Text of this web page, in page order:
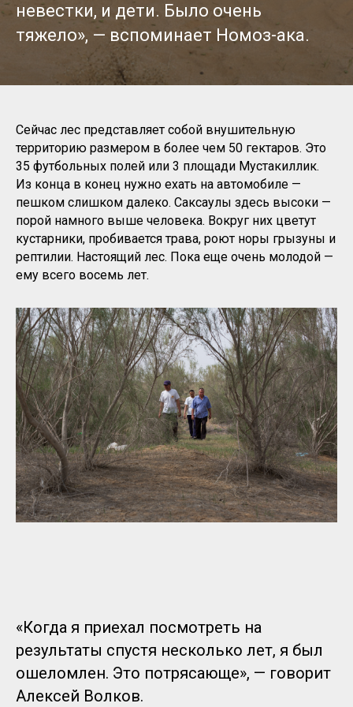
невестки, и дети. Было очень
тяжело», — вспоминает Номоз-ака.
Сейчас лес представляет собой внушительную
территорию размером в более чем 50 гектаров. Это
35 футбольных полей или 3 площади Мустакиллик.
Из конца в конец нужно ехать на автомобиле —
пешком слишком далеко. Саксаулы здесь высоки —
порой намного выше человека. Вокруг них цветут
кустарники, пробивается трава, роют норы грызуны и
рептилии. Настоящий лес. Пока еще очень молодой —
ему всего восемь лет.
«Когда я приехал посмотреть на
результаты спустя несколько лет, я был
ошеломлен. Это потрясающе», — говорит
Алексей Волков.